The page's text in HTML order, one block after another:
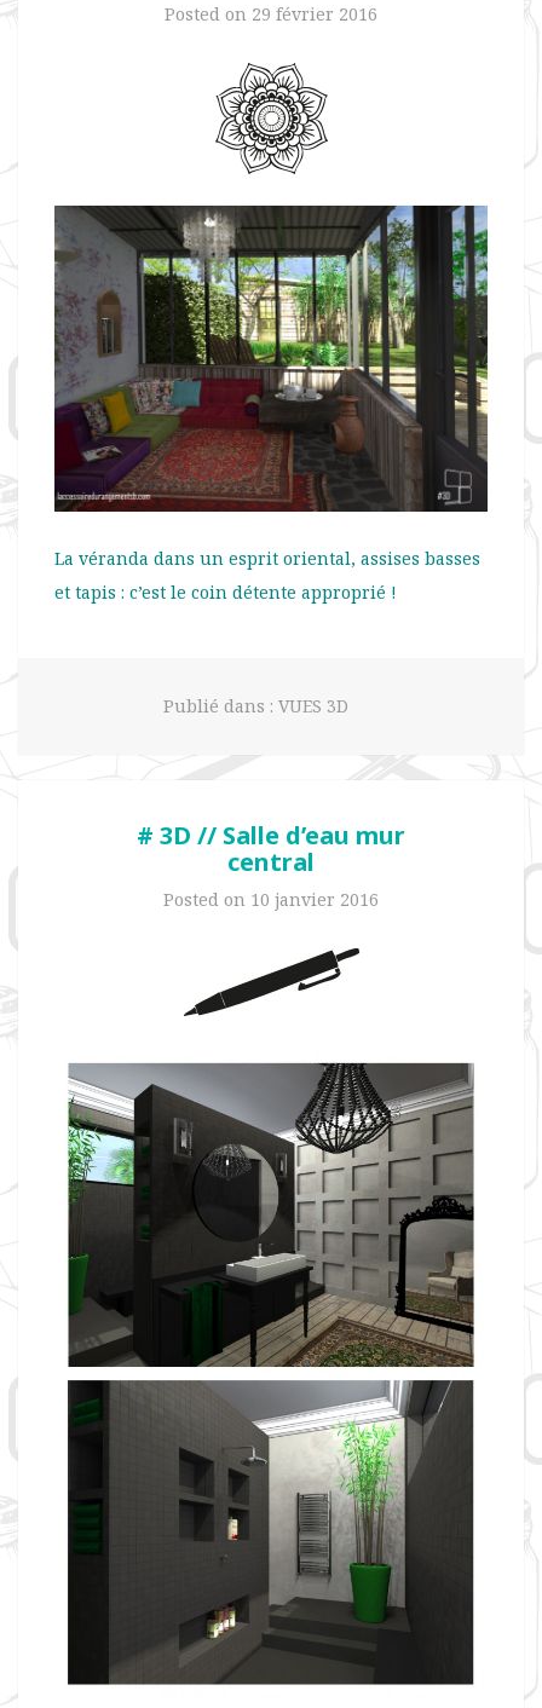
Posted on 29 février 2016
La véranda dans un esprit oriental, assises basses
et tapis : c’est le coin détente approprié !
Publié dans : VUES 3D
# 3D // Salle d’eau mur
central
Posted on 10 janvier 2016